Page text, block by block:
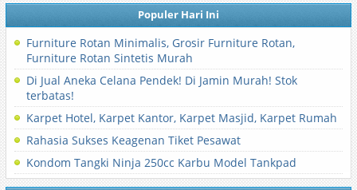
Populer Hari Ini
Furniture Rotan Minimalis, Grosir Furniture Rotan,
Furniture Rotan Sintetis Murah
Di Jual Aneka Celana Pendek! Di Jamin Murah! Stok
terbatas!
Karpet Hotel, Karpet Kantor, Karpet Masjid, Karpet Rumah
Rahasia Sukses Keagenan Tiket Pesawat
Kondom Tangki Ninja 250cc Karbu Model Tankpad